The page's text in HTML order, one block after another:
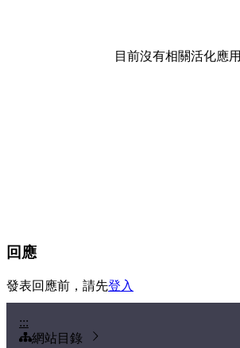
目前沒有相關活化應用
回應
發表回應前，請先登入
:::
網站目錄